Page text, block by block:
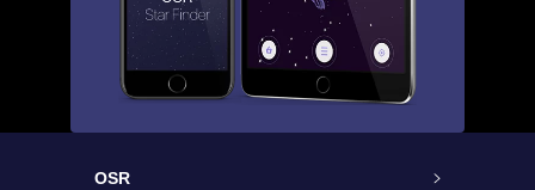
OSR